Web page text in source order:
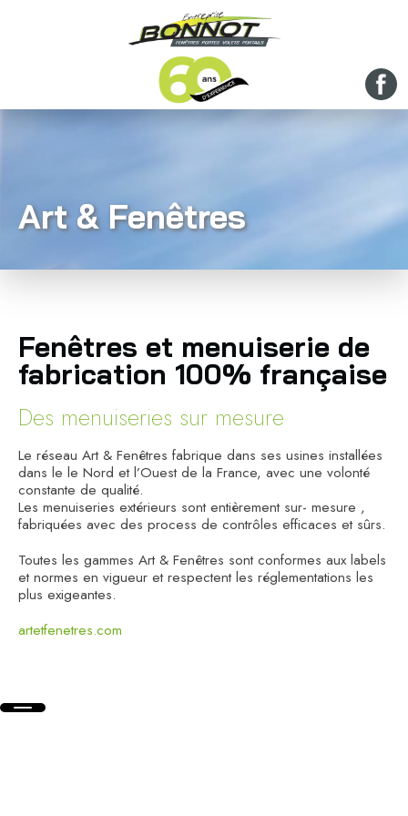
Art & Fenêtres
Fenêtres et menuiserie de
fabrication 100% française
Des menuiseries sur mesure
Le réseau Art & Fenêtres fabrique dans ses usines installées
dans le le Nord et l’Ouest de la France, avec une volonté
constante de qualité.
Les menuiseries extérieurs sont entièrement sur- mesure ,
fabriquées avec des process de contrôles efficaces et sûrs.
Toutes les gammes Art & Fenêtres sont conformes aux labels
et normes en vigueur et respectent les réglementations les
plus exigeantes.
artetfenetres.com